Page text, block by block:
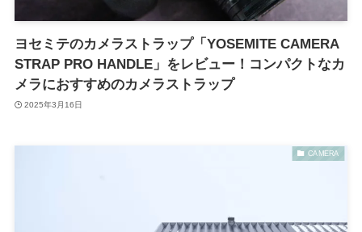
ヨセミテのカメラストラップ「YOSEMITE CAMERA
STRAP PRO HANDLE」をレビュー！コンパクトなカ
メラにおすすめのカメラストラップ
2025年3月16日
CAMERA